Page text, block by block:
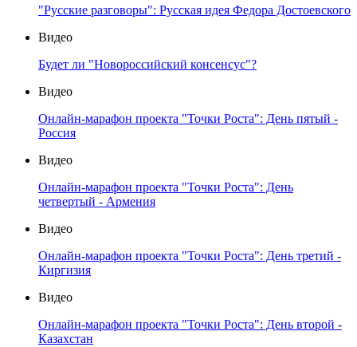
"Русские разговоры": Русская идея Федора Достоевского
Видео
Будет ли "Новороссийский консенсус"?
Видео
Онлайн-марафон проекта "Точки Роста": День пятый -
Россия
Видео
Онлайн-марафон проекта "Точки Роста": День
четвертый - Армения
Видео
Онлайн-марафон проекта "Точки Роста": День третий -
Киргизия
Видео
Онлайн-марафон проекта "Точки Роста": День второй -
Казахстан